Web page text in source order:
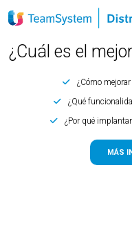
¿Cuál es el mejor
¿Cómo
¿Qué
¿Por qué
MÁS